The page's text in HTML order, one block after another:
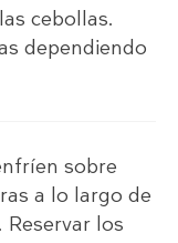
cebollas.
dependiendo
sobre
a lo largo de
los